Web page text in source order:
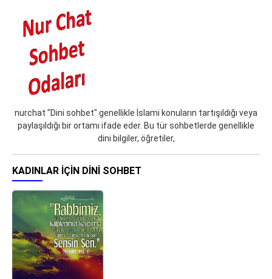
nurchat "Dini sohbet" genellikle İslami konuların tartışıldığı veya
paylaşıldığı bir ortamı ifade eder. Bu tür sohbetlerde genellikle
dini bilgiler, öğretiler,
KADINLAR IÇIN DINI SOHBET